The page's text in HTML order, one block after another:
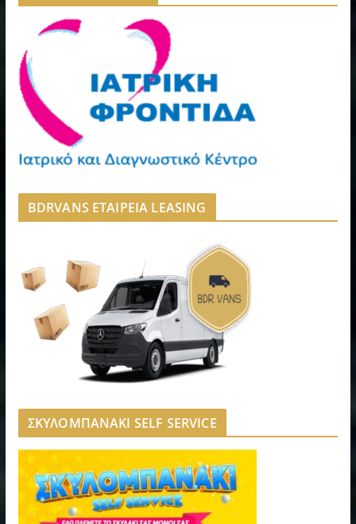
BDRVANS ΕΤΑΙΡΕΙΑ LEASING
ΣΚΥΛΟΜΠΑΝΑΚΙ SELF SERVICE